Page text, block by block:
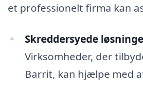
et professionelt firma kan
Skreddersyede
Virksomheder, der
Barrit, kan hjælpe med